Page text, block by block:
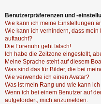
Benutzerpräferenzen und -
Wie kann ich meine Einstellungen
Wie kann ich verhindern, dass
auftaucht?
Die Forenuhr geht falsch!
Ich habe die Zeitzone eingestellt,
Meine Sprache steht auf diesem
Was sind das für Bilder, die bei
Wie verwende ich einen Avatar?
Was ist mein Rang und wie kann
Wenn ich bei einem Benutzer auf
aufgefordert, mich anzumelden.